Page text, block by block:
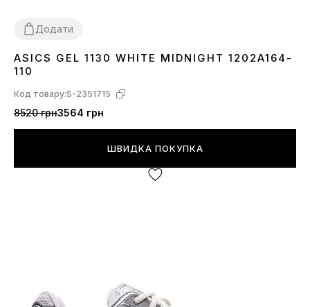
Додати
36 37383941 42 43 44
ASICS GEL 1130 WHITE MIDNIGHT 1202A164-
110
Код товару:S-2351715
8520 грн3564 грн
ШВИДКА ПОКУПКА